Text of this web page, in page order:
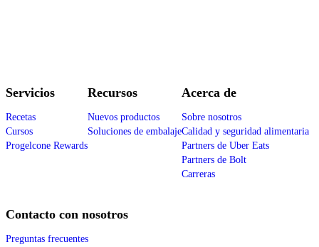
Servicios
Recetas
Cursos
Progelcone Rewards
Recursos
Nuevos productos
Soluciones de embalaje
Acerca de
Sobre nosotros
Calidad y seguridad alimentaria
Partners de Uber Eats
Partners de Bolt
Carreras
Contacto con nosotros
Preguntas frecuentes